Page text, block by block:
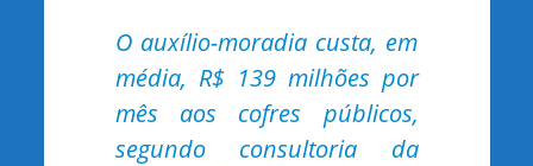
O auxílio-moradia custa, em
média, R$ 139 milhões por
mês aos cofres públicos,
segundo consultoria da